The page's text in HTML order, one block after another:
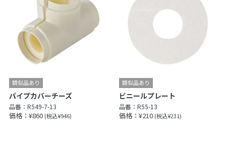
パイプカバーチーズ
品番： R549-7-13
価格：¥860 (税込¥946)
ビニールプレート
品番：R55-13
価格：¥210 (税込¥231)